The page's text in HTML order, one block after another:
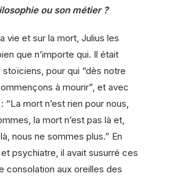
ou son métier ?
vie et sur la mort, Julius les
que n’importe qui. Il était
pour qui “dès notre
à mourir”, et avec
“La mort n’est rien pour nous,
la mort n’est pas là et,
nous ne sommes plus.” En
psychiatre, il avait susurré ces
consolation aux oreilles des